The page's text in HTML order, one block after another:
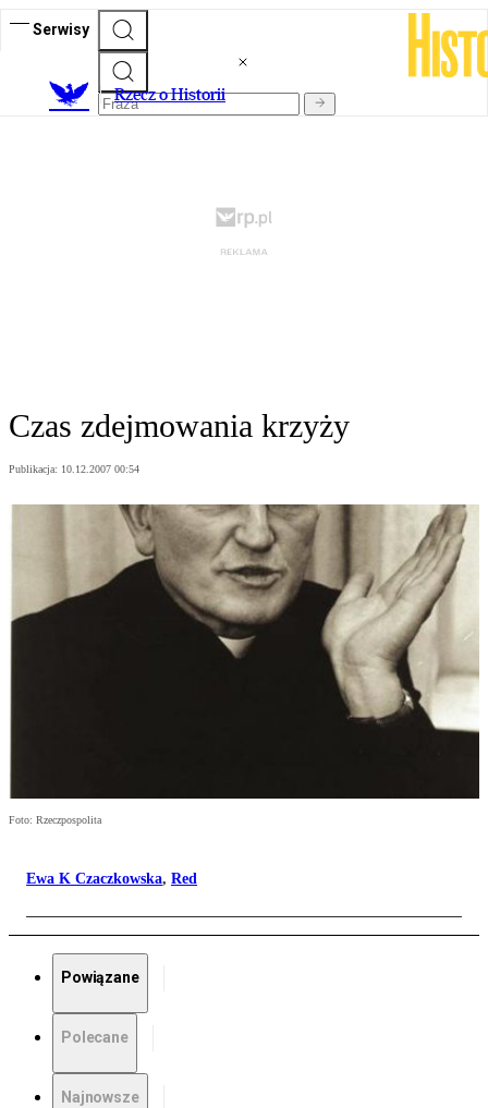
Serwisy
Rzecz o Historii
Czas zdejmowania krzyży
Publikacja: 10.12.2007 00:54
Foto: Rzeczpospolita
Ewa K Czaczkowska, Red
Powiązane
Polecane
Najnowsze